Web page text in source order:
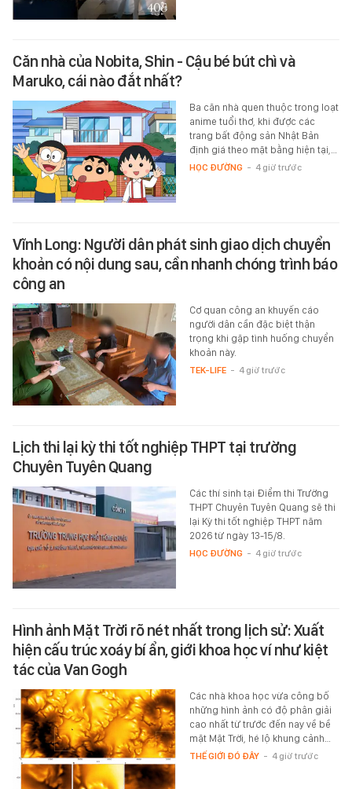
Căn nhà của Nobita, Shin - Cậu bé bút chì và
Maruko, cái nào đắt nhất?
Ba căn nhà quen thuộc trong loạt
anime tuổi thơ, khi được các
trang bất động sản Nhật Bản
định giá theo mặt bằng hiện tại,…
HỌC ĐƯỜNG - 4 giờ trước
Vĩnh Long: Người dân phát sinh giao dịch chuyển
khoản có nội dung sau, cần nhanh chóng trình báo
công an
Cơ quan công an khuyến cáo
người dân cần đặc biệt thận
trọng khi gặp tình huống chuyển
khoản này.
TEK-LIFE - 4 giờ trước
Lịch thi lại kỳ thi tốt nghiệp THPT tại trường
Chuyên Tuyên Quang
Các thí sinh tại Điểm thi Trường
THPT Chuyên Tuyên Quang sẽ thi
lại Kỳ thi tốt nghiệp THPT năm
2026 từ ngày 13-15/8.
HỌC ĐƯỜNG - 4 giờ trước
Hình ảnh Mặt Trời rõ nét nhất trong lịch sử: Xuất
hiện cấu trúc xoáy bí ẩn, giới khoa học ví như kiệt
tác của Van Gogh
Các nhà khoa học vừa công bố
những hình ảnh có độ phân giải
cao nhất từ trước đến nay về bề
mặt Mặt Trời, hé lộ khung cảnh…
THẾ GIỚI ĐÓ ĐÂY - 4 giờ trước